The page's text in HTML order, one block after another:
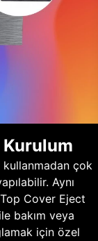
Kurulum
kullanmadan çok
Aynı
Cover Eject
bakım veya
için özel